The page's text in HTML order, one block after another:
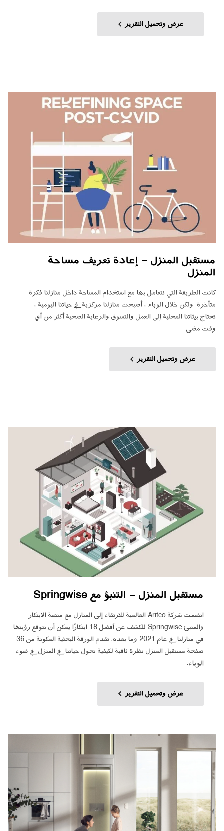
عرض وتحميل التقرير
مستقبل المنزل - إعادة تعريف مساحة
المنزل
كانت الطريقة التي نتعامل بها مع استخدام المساحة داخل منازلنا فكرة
متأخرة. ولكن خلال الوباء ، أصبحت منازلنا مركزية في حياتنا اليومية ،
تحتاج بيئاتنا المحلية إلى العمل والتسوق والرعاية الصحية أكثر من أي
وقت مضى.
عرض وتحميل التقرير
مستقبل المنزل - التنبؤ مع Springwise
انضمت شركة Aritco العالمية للارتقاء إلى المنازل مع منصة الابتكار
والمنبئ Springwise للكشف عن أفضل 18 ابتكارًا يمكن أن نتوقع رؤيتها
في منازلنا في عام 2021 وما بعده. تقدم الورقة البحثية المكونة من 36
صفحة مستقبل المنزل نظرة ثاقبة لكيفية تحول حياتنا في المنزل في ضوء
الوباء.
عرض وتحميل التقرير